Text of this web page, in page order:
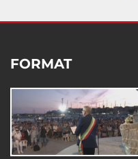
FORMAT